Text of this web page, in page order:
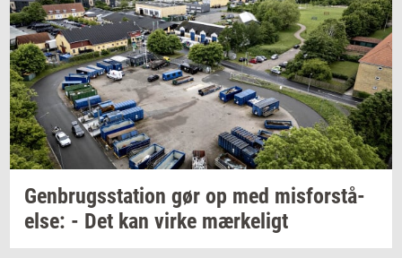
Gen­brugs­sta­tion gør op med mis­for­stå­
el­se: - Det kan virke mær­ke­ligt